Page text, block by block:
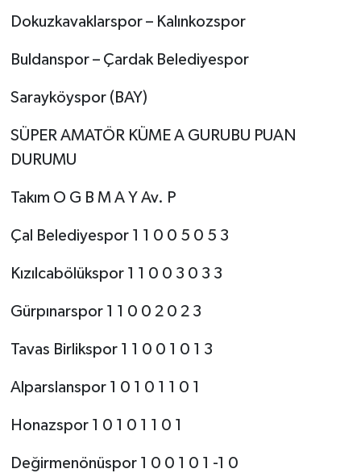
Dokuzkavaklarspor – Kalınkozspor
Buldanspor – Çardak Belediyespor
Sarayköyspor (BAY)
SÜPER AMATÖR KÜME A GURUBU PUAN
DURUMU
Takım O G B M A Y Av. P
Çal Belediyespor 1 1 0 0 5 0 5 3
Kızılcabölükspor 1 1 0 0 3 0 3 3
Gürpınarspor 1 1 0 0 2 0 2 3
Tavas Birlikspor 1 1 0 0 1 0 1 3
Alparslanspor 1 0 1 0 1 1 0 1
Honazspor 1 0 1 0 1 1 0 1
Değirmenönüspor 1 0 0 1 0 1 -1 0